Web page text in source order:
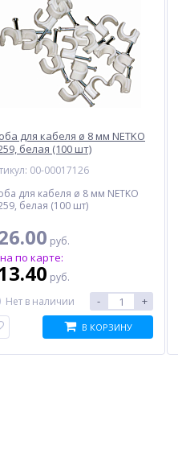
для кабеля ø 8 мм NETKO
белая (100 шт)
00-00017126
для кабеля ø 8 мм NETKO
белая (100 шт)
руб.
по карте:
руб.
Нет в наличии
- +
В КОРЗИНУ